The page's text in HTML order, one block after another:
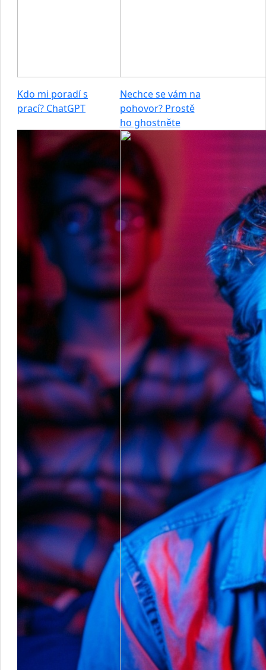
Kdo mi poradí s
prací? ChatGPT
Nechce se vám na
pohovor? Prostě
ho ghostněte